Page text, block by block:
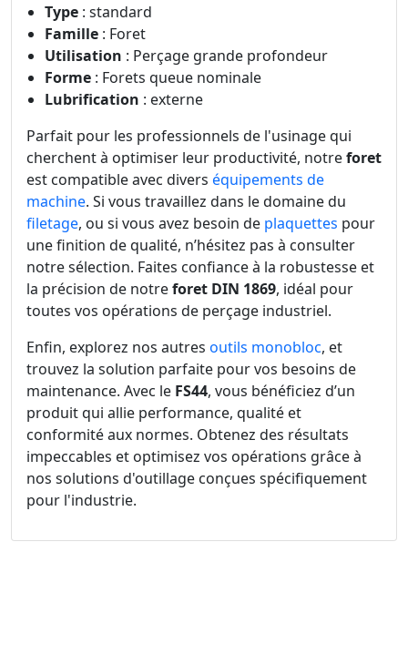
Type : standard
Famille : Foret
Utilisation : Perçage grande profondeur
Forme : Forets queue nominale
Lubrification : externe
Parfait pour les professionnels de l'usinage qui
cherchent à optimiser leur productivité, notreforet
est compatible avec divers équipements de
machine. Si vous travaillez dans le domaine du
filetage, ou si vous avez besoin de plaquettes pour
une finition de qualité, n’hésitez pas à consulter
notre sélection. Faites confiance à la robustesse et
la précision de notreforet DIN 1869, idéal pour
toutes vos opérations de perçage industriel.
Enfin, explorez nos autres outils monobloc, et
trouvez la solution parfaite pour vos besoins de
maintenance. Avec le FS44, vous bénéficiez d’un
produit qui allie performance, qualité et
conformité aux normes. Obtenez des résultats
impeccables et optimisez vos opérations grâce à
nos solutions d'outillage conçues spécifiquement
pour l'industrie.